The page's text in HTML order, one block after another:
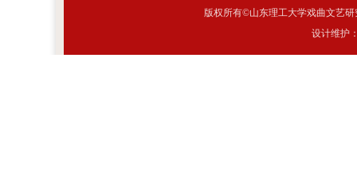
版权所有©山东理工大学戏曲文艺
设计维护